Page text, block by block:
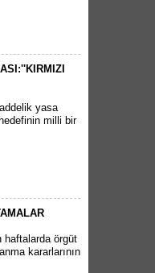
yasa
milli bir
haftalarda örgüt
kararlarının